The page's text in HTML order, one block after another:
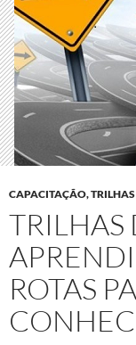
CAPACITAÇÃO,
TRILHAS
ROTAS